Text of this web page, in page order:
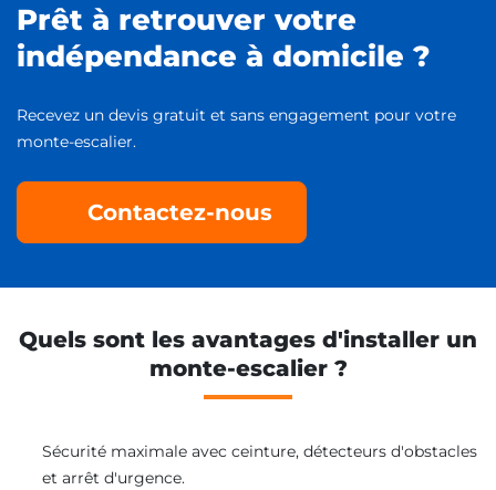
Prêt à retrouver votre
indépendance à domicile ?
Recevez un devis gratuit et sans engagement pour votre
monte-escalier.
Contactez-nous
Quels sont les avantages d'installer un
monte-escalier ?
Sécurité maximale avec ceinture, détecteurs d'obstacles
et arrêt d'urgence.